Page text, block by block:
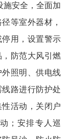
施安全，全面加
等室外器材，
用，设置警示
防范大风引燃
照明、供电线
路进行防护处
活动，关闭户
；安排专人巡